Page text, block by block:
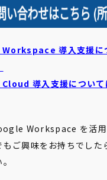
導入支援に
Cloud 導入支援につい
Workspace を活用
ご興味をお持ちでした